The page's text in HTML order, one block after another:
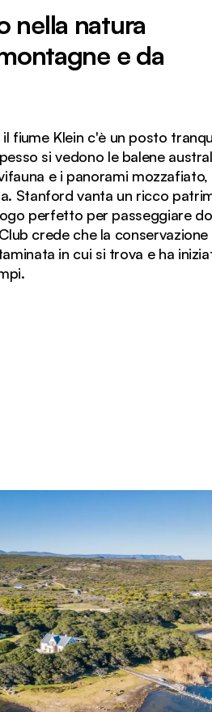
nella natura
e da
fiume Klein c'è un posto
si vedono le balene
e i panorami
Stanford vanta un ricco
perfetto per passeggiare
crede che la conservazione
in cui si trova e ha